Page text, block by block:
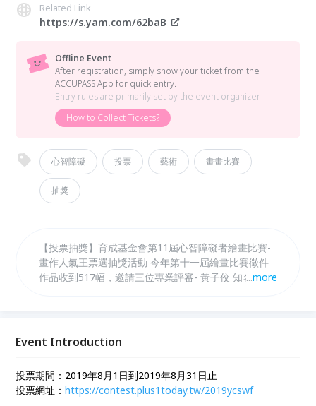
Related Link
https://s.yam.com/62baB
Offline Event
After registration, simply show your ticket from the
ACCUPASS App for quick entry.
Entry rules are primarily set by the event organizer.
How to Collect Tickets?
心智障礙 投票 藝術 畫畫比賽
抽獎
【投票抽獎】育成基金會第11屆心智障礙者繪畫比賽-
畫作人氣王票選抽獎活動 今年第十一屆繪畫比賽徵件
作品收到517幅，邀請三位專業評審- 黃子佼 知名藝人
N0.1
...more
Event Introduction
投票期間：2019年8月1日到2019年8月31日止
投票網址：https://contest.plus1today.tw/2019ycswf